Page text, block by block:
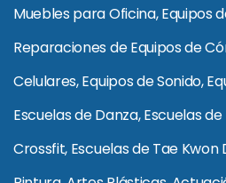
Muebles para Oficina, Equipos
Reparaciones de Equipos de
Celulares, Equipos de Sonido,
Escuelas de Danza, Escuelas
Crossfit, Escuelas de Tae Kwon